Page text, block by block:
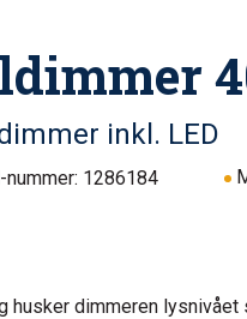
inkl. LED
nummer: 1286184
husker dimmeren lysnivået